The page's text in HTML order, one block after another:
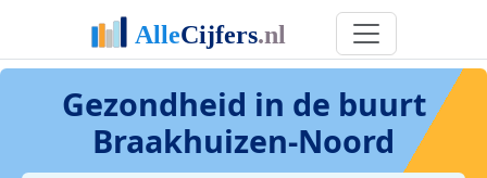
Gezondheid in de buurt
Braakhuizen-Noord